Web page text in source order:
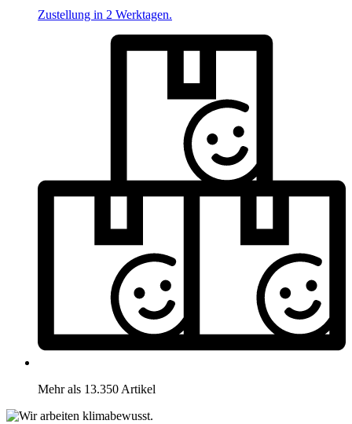
Zustellung in 2 Werktagen.
Mehr als 13.350 Artikel